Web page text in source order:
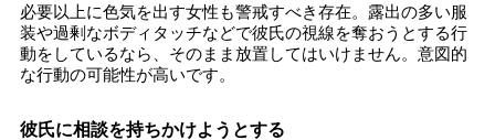
必要以上に色気を出す女性も警戒すべき存在。露出の多い服
装や過剰なボディタッチなどで彼氏の視線を奪おうとする行
動をしているなら、そのまま放置してはいけません。意図的
な行動の可能性が高いです。
彼氏に相談を持ちかけようとする